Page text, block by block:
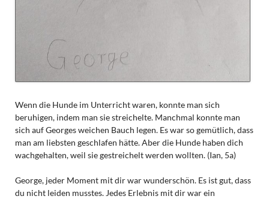
Wenn die Hunde im Unterricht waren, konnte man sich
beruhigen, indem man sie streichelte. Manchmal konnte man
sich auf Georges weichen Bauch legen. Es war so gemütlich, dass
man am liebsten geschlafen hätte. Aber die Hunde haben dich
wachgehalten, weil sie gestreichelt werden wollten. (Ian, 5a)
George, jeder Moment mit dir war wunderschön. Es ist gut, dass
du nicht leiden musstes. Jedes Erlebnis mit dir war ein